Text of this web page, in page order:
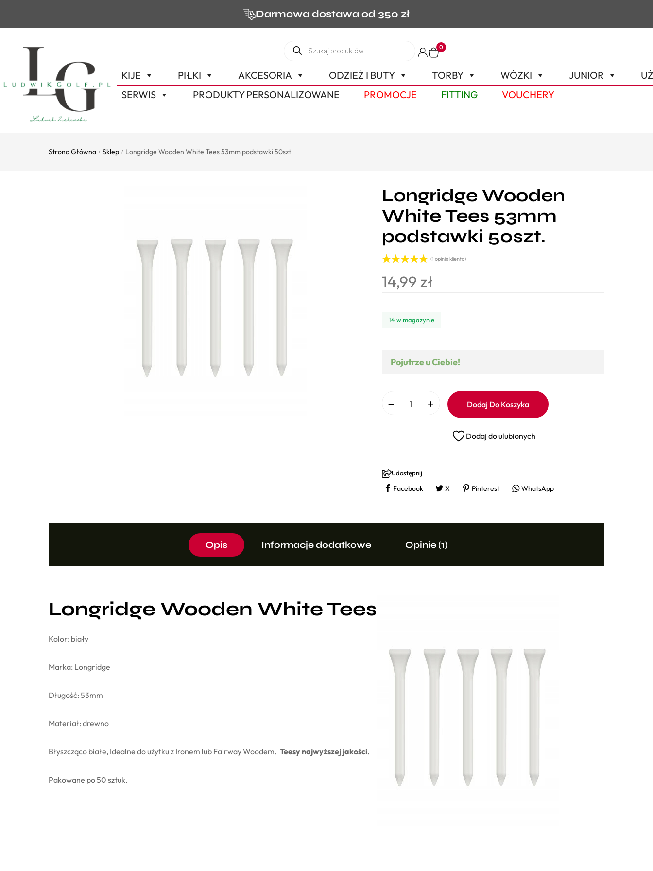
Darmowa dostawa od 350 zł
0
KIJE PIŁKI AKCESORIA ODZIEŻ I BUTY TORBY WÓZKI JUNIOR
SERWIS
PRODUKTY PERSONALIZOWANE PROMOCJE FITTING VOUCHERY
Strona Główna / Sklep / Longridge Wooden White Tees 53mm podstawki 50szt.
Longridge Wooden
White Tees 53mm
podstawki 50szt.
5.00 na 5 na
podstawie
(1 opinia klienta)
14,99 zł
14 w magazynie
Pojutrze u Ciebie!
Dodaj Do Koszyka
Dodaj do ulubionych
Udostępnij
Facebook X Pinterest WhatsApp
Opis Informacje dodatkowe Opinie (1)
Longridge Wooden White Tees
Kolor: biały
Marka: Longridge
Długość: 53mm
Materiał: drewno
Błyszcząco białe, Idealne do użytku z Ironem lub Fairway Woodem. Teesy najwyższej jakości.
Pakowane po 50 sztuk.